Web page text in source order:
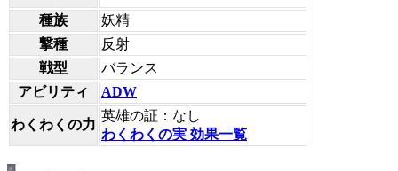
種族
妖精
撃種
反射
戦型
バランス
アビリティ
ADW
わくわくの力
英雄の証：なし
わくわくの実 効果一覧